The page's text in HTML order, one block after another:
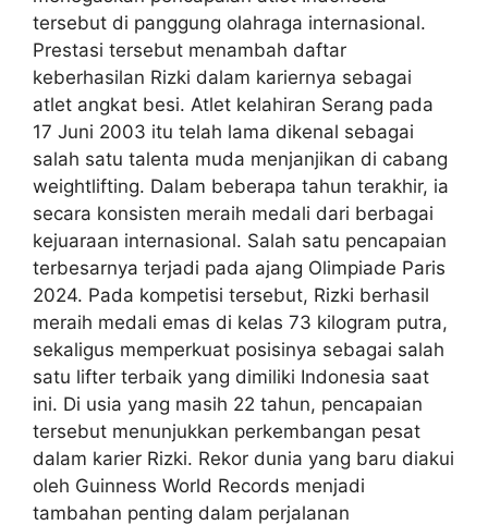
tersebut di panggung olahraga internasional.
Prestasi tersebut menambah daftar
keberhasilan Rizki dalam kariernya sebagai
atlet angkat besi. Atlet kelahiran Serang pada
17 Juni 2003 itu telah lama dikenal sebagai
salah satu talenta muda menjanjikan di cabang
weightlifting. Dalam beberapa tahun terakhir, ia
secara konsisten meraih medali dari berbagai
kejuaraan internasional. Salah satu pencapaian
terbesarnya terjadi pada ajang Olimpiade Paris
2024. Pada kompetisi tersebut, Rizki berhasil
meraih medali emas di kelas 73 kilogram putra,
sekaligus memperkuat posisinya sebagai salah
satu lifter terbaik yang dimiliki Indonesia saat
ini. Di usia yang masih 22 tahun, pencapaian
tersebut menunjukkan perkembangan pesat
dalam karier Rizki. Rekor dunia yang baru diakui
oleh Guinness World Records menjadi
tambahan penting dalam perjalanan